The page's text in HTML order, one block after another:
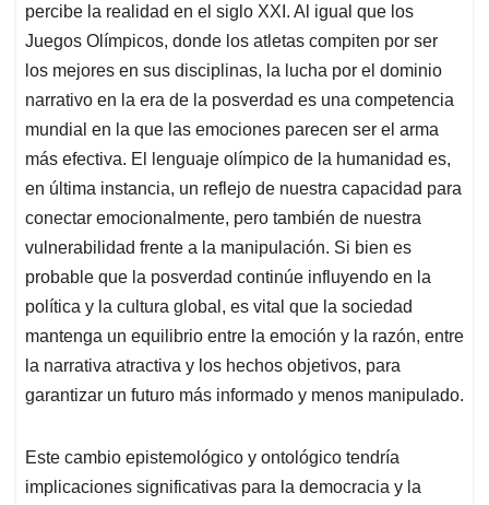
percibe la realidad en el siglo XXI. Al igual que los
Juegos Olímpicos, donde los atletas compiten por ser
los mejores en sus disciplinas, la lucha por el dominio
narrativo en la era de la posverdad es una competencia
mundial en la que las emociones parecen ser el arma
más efectiva. El lenguaje olímpico de la humanidad es,
en última instancia, un reflejo de nuestra capacidad para
conectar emocionalmente, pero también de nuestra
vulnerabilidad frente a la manipulación. Si bien es
probable que la posverdad continúe influyendo en la
política y la cultura global, es vital que la sociedad
mantenga un equilibrio entre la emoción y la razón, entre
la narrativa atractiva y los hechos objetivos, para
garantizar un futuro más informado y menos manipulado.
Este cambio epistemológico y ontológico tendría
implicaciones significativas para la democracia y la